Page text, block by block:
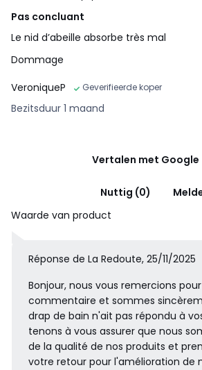
Pas concluant
Le nid d’abeille absorbe très mal
Dommage
VeroniqueP
Geverifieerde koper
Bezitsduur 1 maand
Vertalen met Google
Nuttig (0)
Waarde van product
Réponse de La Redoute, 25/11/2025
Bonjour, nous vous remercions
commentaire et sommes
drap de bain n'ait pas répondu à
tenons à vous assurer que nous
de la qualité de nos produits et
votre retour pour l'amélioration de